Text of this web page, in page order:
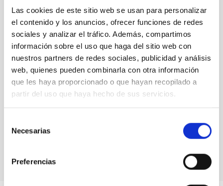
Las cookies de este sitio web se usan para personalizar
el contenido y los anuncios, ofrecer funciones de redes
sociales y analizar el tráfico. Además, compartimos
información sobre el uso que haga del sitio web con
nuestros partners de redes sociales, publicidad y análisis
web, quienes pueden combinarla con otra información
que les haya proporcionado o que hayan recopilado a
partir del uso que haya hecho de sus servicios.
Necesarias
Preferencias
Formation and Evolution of Galaxies